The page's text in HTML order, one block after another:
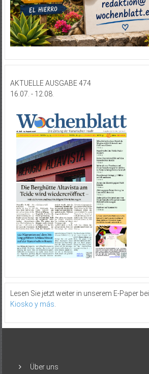
AKTUELLE AUSGABE 474
16.07. - 12.08.
Lesen Sie jetzt weiter in unserem E-Paper bei
Kiosko y más
Über uns